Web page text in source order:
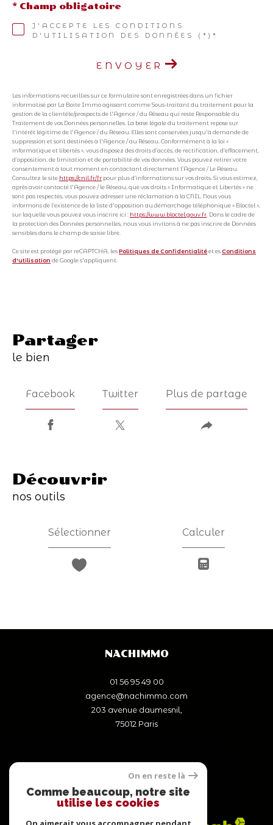
J'ACCEPTE LES CONDITIONS
D'UTILISATION DES DONNÉES (*)*
* Champ obligatoire
ENVOYER
Les informations recueillies sur ce formulaire sont enregistrées dans un fichier
informatisé par La Boite Immo agissant comme Sous-traitant du traitement pour la
gestion de la clientèle/prospects de l'Agence / du Réseau qui reste Responsable du
Traitement de vos Données personnelles. La base légale du traitement repose sur
l'intérêt légitime de l'Agence / du Réseau. Elles sont conservées jusqu'à demande de
suppression et sont destinées à l'Agence / au Réseau. Conformément à la loi «
informatique et libertés », vous disposez des droits d’accès, de rectification, d’effacement,
d’opposition, de limitation et de portabilité de vos données. Vous pouvez retirer votre
consentement à tout moment en contactant directement l’Agence / Le Réseau.
Consultez le site https://cnil.fr/fr pour plus d’informations sur vos droits. Si vous estimez,
après avoir contacté l'Agence / le Réseau, que vos droits « Informatique et Libertés » ne
sont pas respectés, vous pouvez adresser une réclamation à la CNIL. Nous vous
informons de l’existence de la liste d'opposition au démarchage téléphonique « Bloctel »,
sur laquelle vous pouvez vous inscrire ici : https://www.bloctel.gouv.fr . Dans le cadre de
la protection des Données personnelles, nous vous invitons à ne pas inscrire de Données
sensibles dans le champ de saisie libre.
Ce site est protégé par reCAPTCHA, lesPolitiques de Confidentialitéet es Conditions
d'utilisation de Google s'appliquent.
partager
le bien
Facebook Twitter Plus de partage
découvrir
nos outils
Sélectionner Calculer
NACHIMMO
01 56 95 49 00
agence@nachimmo.com
203 avenue daumesnil,
75012
paris
ADHÉRENTS
On en reste là
Comme beaucoup, notre site
utilise les cookies